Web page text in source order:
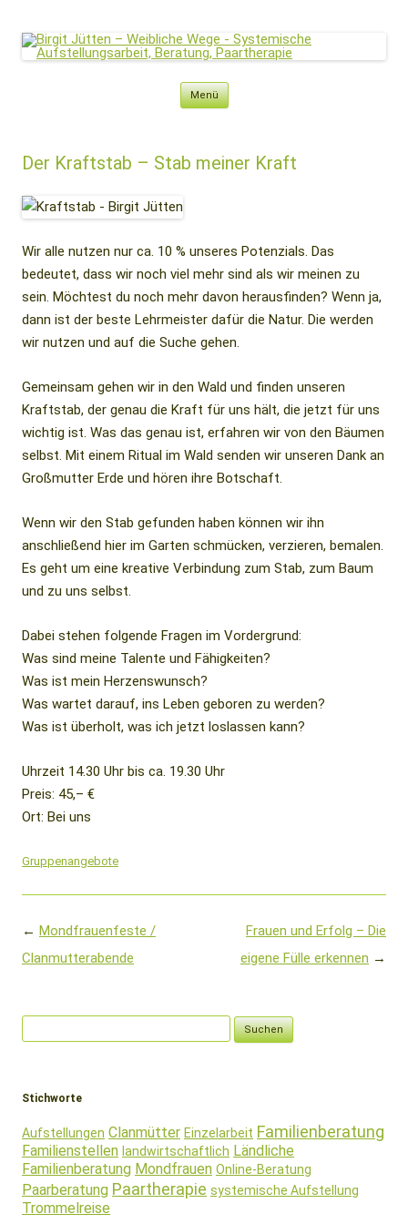
Birgit Jütten – Weibliche Wege
Systemische Aufstellungsarbeit, Beratung, Paartherapie
Menü
Zum
Der Kraftstab – Stab meiner Kraft
Wir alle nutzen nur ca. 10 % unseres Potenzials. Das
bedeutet, dass wir noch viel mehr sind als wir meinen zu
sein. Möchtest du noch mehr davon herausfinden? Wenn ja,
dann ist der beste Lehrmeister dafür die Natur. Die werden
wir nutzen und auf die Suche gehen.
Gemeinsam gehen wir in den Wald und finden unseren
Kraftstab, der genau die Kraft für uns hält, die jetzt für uns
wichtig ist. Was das genau ist, erfahren wir von den Bäumen
selbst. Mit einem Ritual im Wald senden wir unseren Dank an
Großmutter Erde und hören ihre Botschaft.
Wenn wir den Stab gefunden haben können wir ihn
anschließend hier im Garten schmücken, verzieren, bemalen.
Es geht um eine kreative Verbindung zum Stab, zum Baum
und zu uns selbst.
Dabei stehen folgende Fragen im Vordergrund:
Was sind meine Talente und Fähigkeiten?
Was ist mein Herzenswunsch?
Was wartet darauf, ins Leben geboren zu werden?
Was ist überholt, was ich jetzt loslassen kann?
Uhrzeit 14.30 Uhr bis ca. 19.30 Uhr
Preis: 45,– €
Ort: Bei uns
Gruppenangebote
Beitragsnavigation
← Mondfrauenfeste /
Clanmutterabende
Frauen und Erfolg – Die
eigene Fülle erkennen →
Stichworte
Aufstellungen Clanmütter Einzelarbeit Familienberatung
Familienstellen landwirtschaftlich Ländliche
Familienberatung Mondfrauen Online-Beratung
Paarberatung Paartherapie systemische Aufstellung
Trommelreise